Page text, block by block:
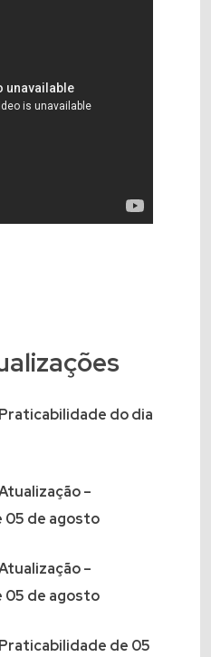
do dia
–
05 de agosto
–
05 de agosto
de 05